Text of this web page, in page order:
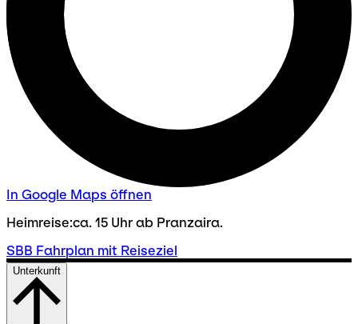
In Google Maps öffnen
Heimreise:ca. 15 Uhr ab Pranzaira.
SBB Fahrplan mit Reiseziel
Unterkunft